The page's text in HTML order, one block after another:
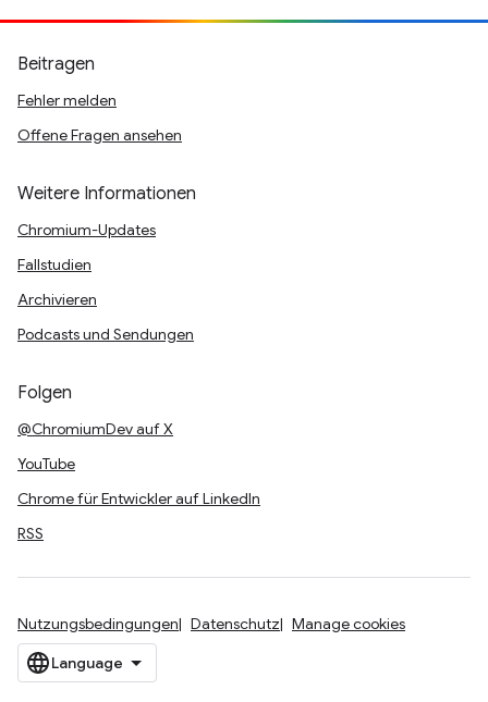
Beitragen
Fehler melden
Offene Fragen ansehen
Weitere Informationen
Chromium-Updates
Fallstudien
Archivieren
Podcasts und Sendungen
Folgen
@ChromiumDev auf X
YouTube
Chrome für Entwickler auf LinkedIn
RSS
Nutzungsbedingungen Datenschutz Manage cookies